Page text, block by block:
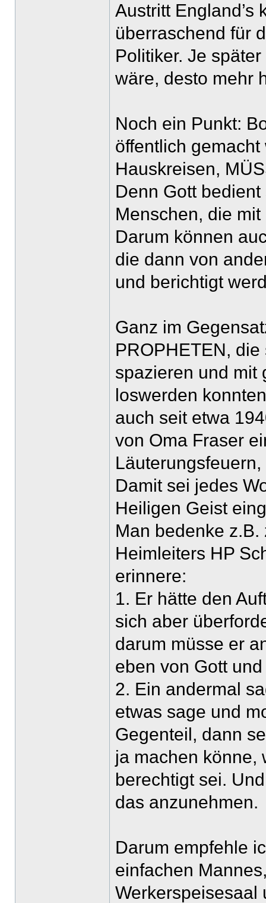
Austritt England’s
überraschend für
Politiker. Je
wäre, desto mehr
Noch ein Punkt:
öffentlich
Hauskreisen,
Denn Gott
Menschen, die
Darum können
die dann von
und berichtigt
Ganz im
PROPHETEN,
spazieren und mit
loswerden
auch seit etwa
von Oma Fraser
Damit sei jedes
Heiligen Geist
Man bedenke
Heimleiters HP
erinnere:
1. Er hätte den
sich aber
darum müsse er
eben von Gott
2. Ein andermal
etwas sage und
Gegenteil, dann
ja machen könne,
berechtigt sei.
das anzunehmen.
Darum empfehle
einfachen
Werkerspeisesaal